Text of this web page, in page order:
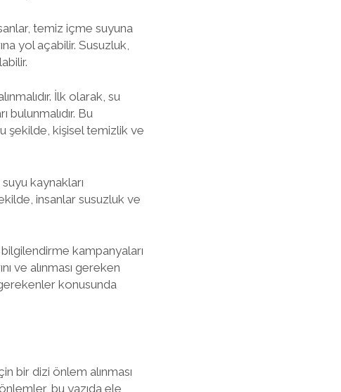
temiz içme suyuna
yol açabilir. Susuzluk,
İlk olarak, su
Bu
şekilde, kişisel temizlik ve
kaynakları
insanlar susuzluk ve
kampanyaları
ve alınması gereken
konusunda
bir dizi önlem alınması
bu yazıda ele